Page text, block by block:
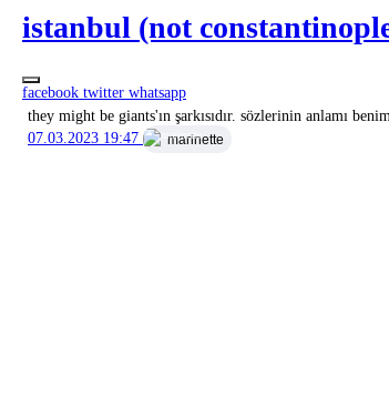
istanbul (not
facebook twitter whatsapp
they might be giants'ın şarkısıdır. sözlerinin anlamı
07.03.2023 19:47
marinette